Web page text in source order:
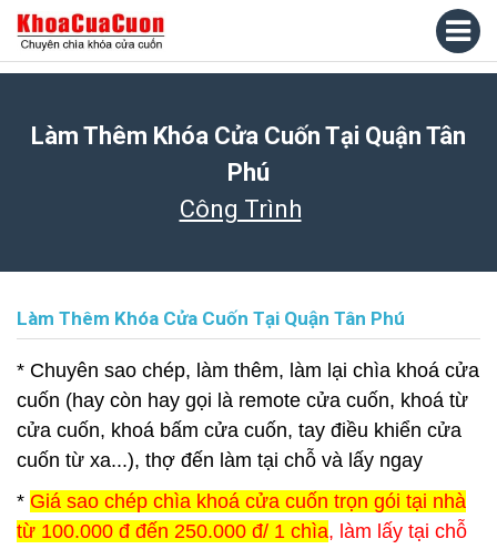
Làm Thêm Khóa Cửa Cuốn Tại Quận Tân
Phú
Công Trình
Làm Thêm Khóa Cửa Cuốn Tại Quận Tân Phú
* Chuyên sao chép, làm thêm, làm lại chìa khoá cửa
cuốn (hay còn hay gọi là remote cửa cuốn, khoá từ
cửa cuốn, khoá bấm cửa cuốn, tay điều khiển cửa
cuốn từ xa...), thợ đến làm tại chỗ và lấy ngay
* Giá sao chép chìa khoá cửa cuốn trọn gói tại nhà
từ 100.000 đ đến 250.000 đ/ 1 chìa, làm lấy tại chỗ